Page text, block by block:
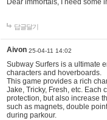
Dear immortals, I need some
답글달기
Aivon 25-04-11 14:02
Subway Surfers is a ultimate
characters and hoverboards.
This game provides a rich
Jake, Tricky, Fresh, etc. Each
protection, but also increase
such as magnets, double
during parkour.